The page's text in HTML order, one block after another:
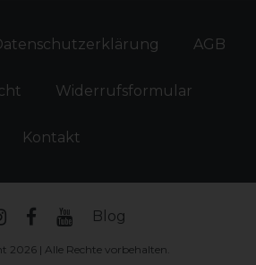
AGB
Widerrufs­formular
Kontakt
Blog
2026 | Alle Rechte vorbehalten.